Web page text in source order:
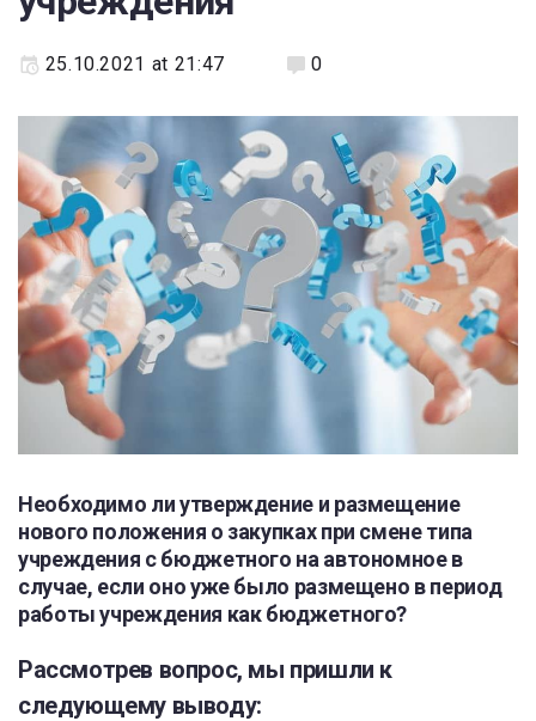
25.10.2021 at 21:47 0
Необходимо ли утверждение и размещение
нового положения о закупках при смене типа
учреждения с бюджетного на автономное в
случае, если оно уже было размещено в период
работы учреждения как бюджетного?
Рассмотрев вопрос, мы пришли к
следующему выводу: